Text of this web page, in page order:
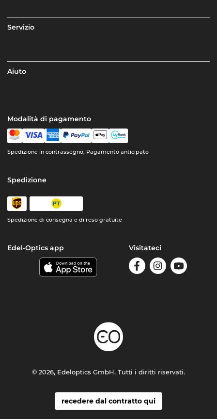
Servizio
Aiuto
Modalità di pagamento
Spedizione in contrassegno, Pagamento anticipato
Spedizione
Spedizione di consegna e di reso gratuite
Edel-Optics app Visitateci
recedere dal contratto qui
© 2026, Edeloptics GmbH. Tutti i diritti riservati.